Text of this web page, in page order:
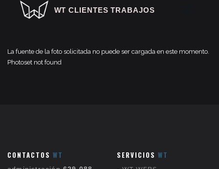
WT CLIENTES TRABAJOS
La fuente de la foto solicitada no puede ser cargada en este momento.
Photoset not found
CONTACTOS WT SERVICIOS WT